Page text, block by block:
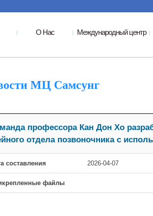
О Нас Международный центр
МЦ Самсунг
профессора Кан Дон Хо
отдела позвоночника с
составления 2026-04-07
файлы